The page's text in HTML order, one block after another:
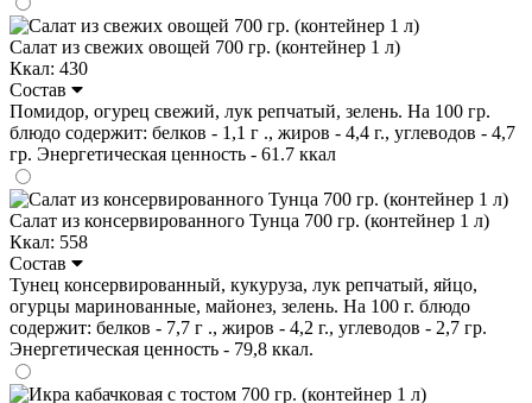
Салат из свежих овощей 700 гр. (контейнер 1 л)
Ккал: 430
Состав
Помидор, огурец свежий, лук репчатый, зелень. На 100 гр.
блюдо содержит: белков - 1,1 г ., жиров - 4,4 г., углеводов - 4,7
гр. Энергетическая ценность - 61.7 ккал
Салат из консервированного Тунца 700 гр. (контейнер 1 л)
Ккал: 558
Состав
Тунец консервированный, кукуруза, лук репчатый, яйцо,
огурцы маринованные, майонез, зелень. На 100 г. блюдо
содержит: белков - 7,7 г ., жиров - 4,2 г., углеводов - 2,7 гр.
Энергетическая ценность - 79,8 ккал.